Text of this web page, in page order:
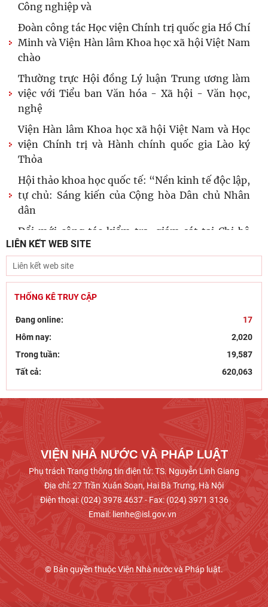
Công nghiệp và
Đoàn công tác Học viện Chính trị quốc gia Hồ Chí
Minh và Viện Hàn lâm Khoa học xã hội Việt Nam
chào
Thường trực Hội đồng Lý luận Trung ương làm
việc với Tiểu ban Văn hóa - Xã hội - Văn học,
nghệ
Viện Hàn lâm Khoa học xã hội Việt Nam và Học
viện Chính trị và Hành chính quốc gia Lào ký
Thỏa
Hội thảo khoa học quốc tế: “Nền kinh tế độc lập,
tự chủ: Sáng kiến của Cộng hòa Dân chủ Nhân
dân
Đổi mới công tác kiểm tra, giám sát tại Chi bộ
Viện Nhà nước và Pháp luật: Gắn siết chặt kỷ
cương
Đẩy mạnh sáng tác văn học, nghệ thuật hướng
tới 80 năm Ngày Thương binh - Liệt sĩ
Chủ tịch Viện Hàn lâm Khoa học xã hội Việt Nam
thăm và làm việc tại Viện Khoa học Kinh tế và Xã
Dân chủ theo tư tưởng Hồ Chí Minh và sự vận
Cộng sản
LIÊN KẾT WEB SITE
THỐNG KÊ TRUY CẬP
Đang online:
17
Hôm nay:
2,020
Trong tuần:
19,587
Tất cả:
620,063
VIỆN NHÀ NƯỚC VÀ PHÁP LUẬT
Phụ trách Trang thông tin điện tử: TS. Nguyễn Linh Giang
Địa chỉ: 27 Trần Xuân Soạn, Hai Bà Trưng, Hà Nội
Điện thoại: (024) 3978 4637 - Fax: (024) 3971 3136
Email: lienhe@isl.gov.vn
© Bản quyền thuộc Viện Nhà nước và Pháp luật.